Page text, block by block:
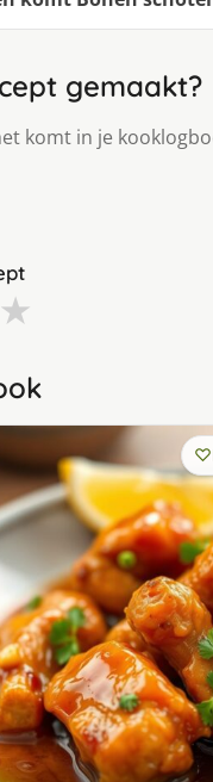
gemaakt?
komt in je
★